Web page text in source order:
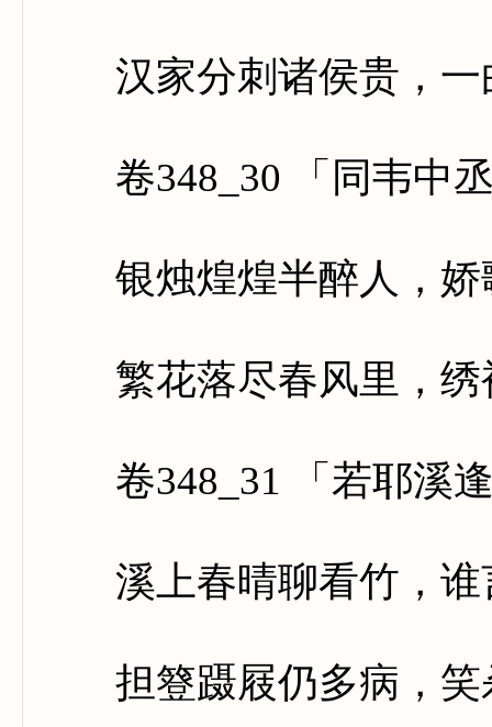
汉家分刺诸侯贵，一
卷348_30 「同韦中丞
银烛煌煌半醉人，娇
繁花落尽春风里，绣
卷348_31 「若耶溪逢
溪上春晴聊看竹，谁
担簦蹑屐仍多病，笑